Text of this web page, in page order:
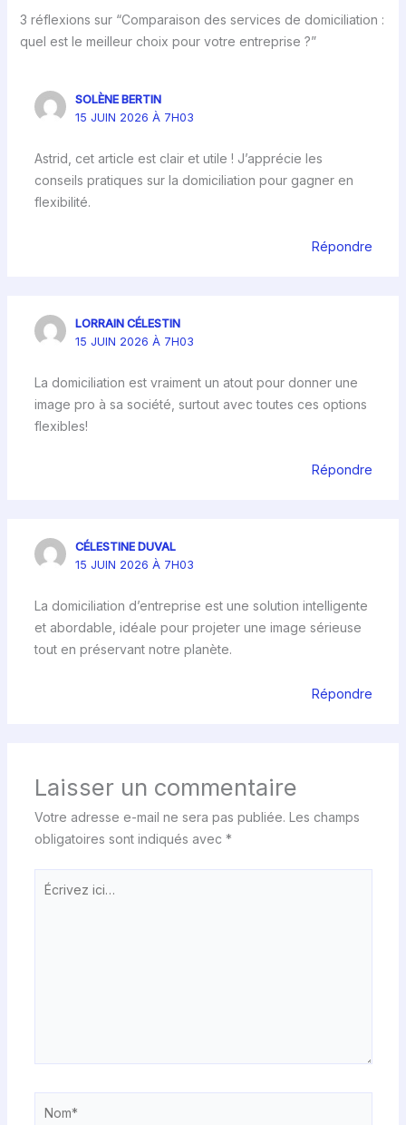
3 réflexions sur “Comparaison des services de domiciliation :
quel est le meilleur choix pour votre entreprise ?”
SOLÈNE BERTIN
15 JUIN 2026 À 7H03
Astrid, cet article est clair et utile ! J’apprécie les
conseils pratiques sur la domiciliation pour gagner en
flexibilité.
Répondre
LORRAIN CÉLESTIN
15 JUIN 2026 À 7H03
La domiciliation est vraiment un atout pour donner une
image pro à sa société, surtout avec toutes ces options
flexibles!
Répondre
CÉLESTINE DUVAL
15 JUIN 2026 À 7H03
La domiciliation d’entreprise est une solution intelligente
et abordable, idéale pour projeter une image sérieuse
tout en préservant notre planète.
Répondre
Laisser un commentaire
Votre adresse e-mail ne sera pas publiée. Les champs
obligatoires sont indiqués avec *
Écrivez